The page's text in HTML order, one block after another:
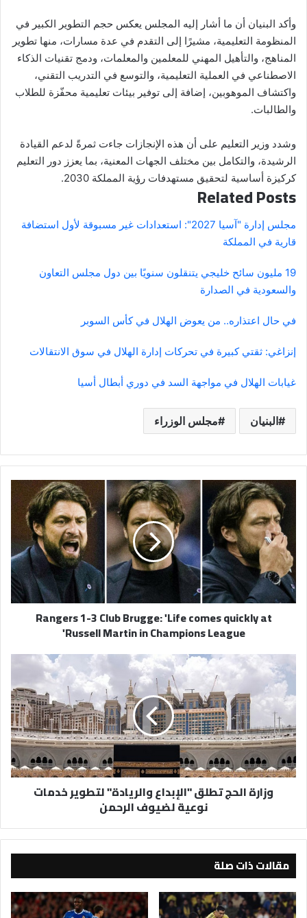
وأكد البنيان أن ما أشار إليه المجلس يعكس حجم التطوير الكبير في
المنظومة التعليمية، مشيرًا إلى التقدم في عدة مسارات، منها تطوير
المناهج، والتأهيل المهني للمعلمين والمعلمات، ودمج تقنيات الذكاء
الاصطناعي في العملية التعليمية، والتوسع في التدريب التقني،
واكتشاف الموهوبين، إضافة إلى توفير بيئات تعليمية محفّزة للطلاب
والطالبات.
وشدد وزير التعليم على أن هذه الإنجازات جاءت ثمرةً لدعم القيادة
الرشيدة، والتكامل بين مختلف الجهات المعنية، بما يعزز دور التعليم
كركيزة أساسية لتحقيق مستهدفات رؤية المملكة 2030.
Related Posts
مجلس إدارة "آسيا 2027": استعدادات غير مسبوقة لأول استضافة
قارية في المملكة
19 مليون سائح خليجي يتنقلون سنويًا بين دول مجلس التعاون
والسعودية في الصدارة
في حال اعتذاره.. من يعوض الهلال في كأس السوبر
إنزاغي: ثقتي كبيرة في تحركات إدارة الهلال في سوق الانتقالات
غيابات الهلال في مواجهة السد في دوري أبطال أسيا
البنيان مجلس الوزراء
Rangers
Club
Brugge:
'Life
comes
quickly
at
Russell
Champions
League'
Rangers 1-3 Club Brugge: 'Life comes quickly at
Russell Martin in Champions League'
الحج
تطلق
"الإبداع
والريادة"
لتطوير
خدمات
نوعية
لضيوف
الرحمنوزارة الحج تطلق "الإبداع والريادة" لتطوير خدمات
نوعية لضيوف الرحمن
مقالات ذات صلة